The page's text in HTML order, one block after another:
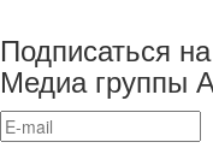
Подписаться
Медиа группы